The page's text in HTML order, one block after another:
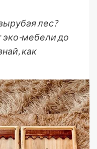
лес?
эко-мебели до
как